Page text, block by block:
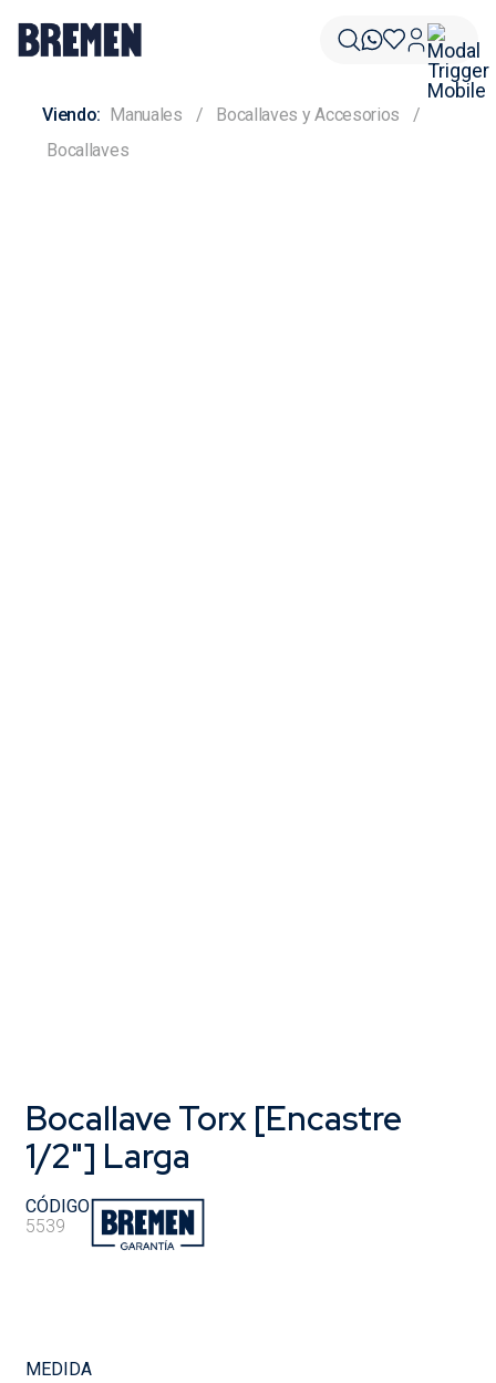
Manuales
Bocallaves y Accesorios
Bocallaves
Bocallave Torx [Encastre
1/2"] Larga
CÓDIGO
5539
MEDIDA